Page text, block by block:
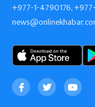
+977-1-4790176,